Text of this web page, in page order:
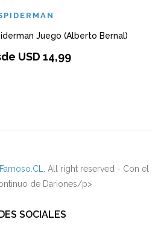
Juego (Alberto Bernal)
USD 14,99
. All right reserved - Con el
de Dariones/p>
SOCIALES